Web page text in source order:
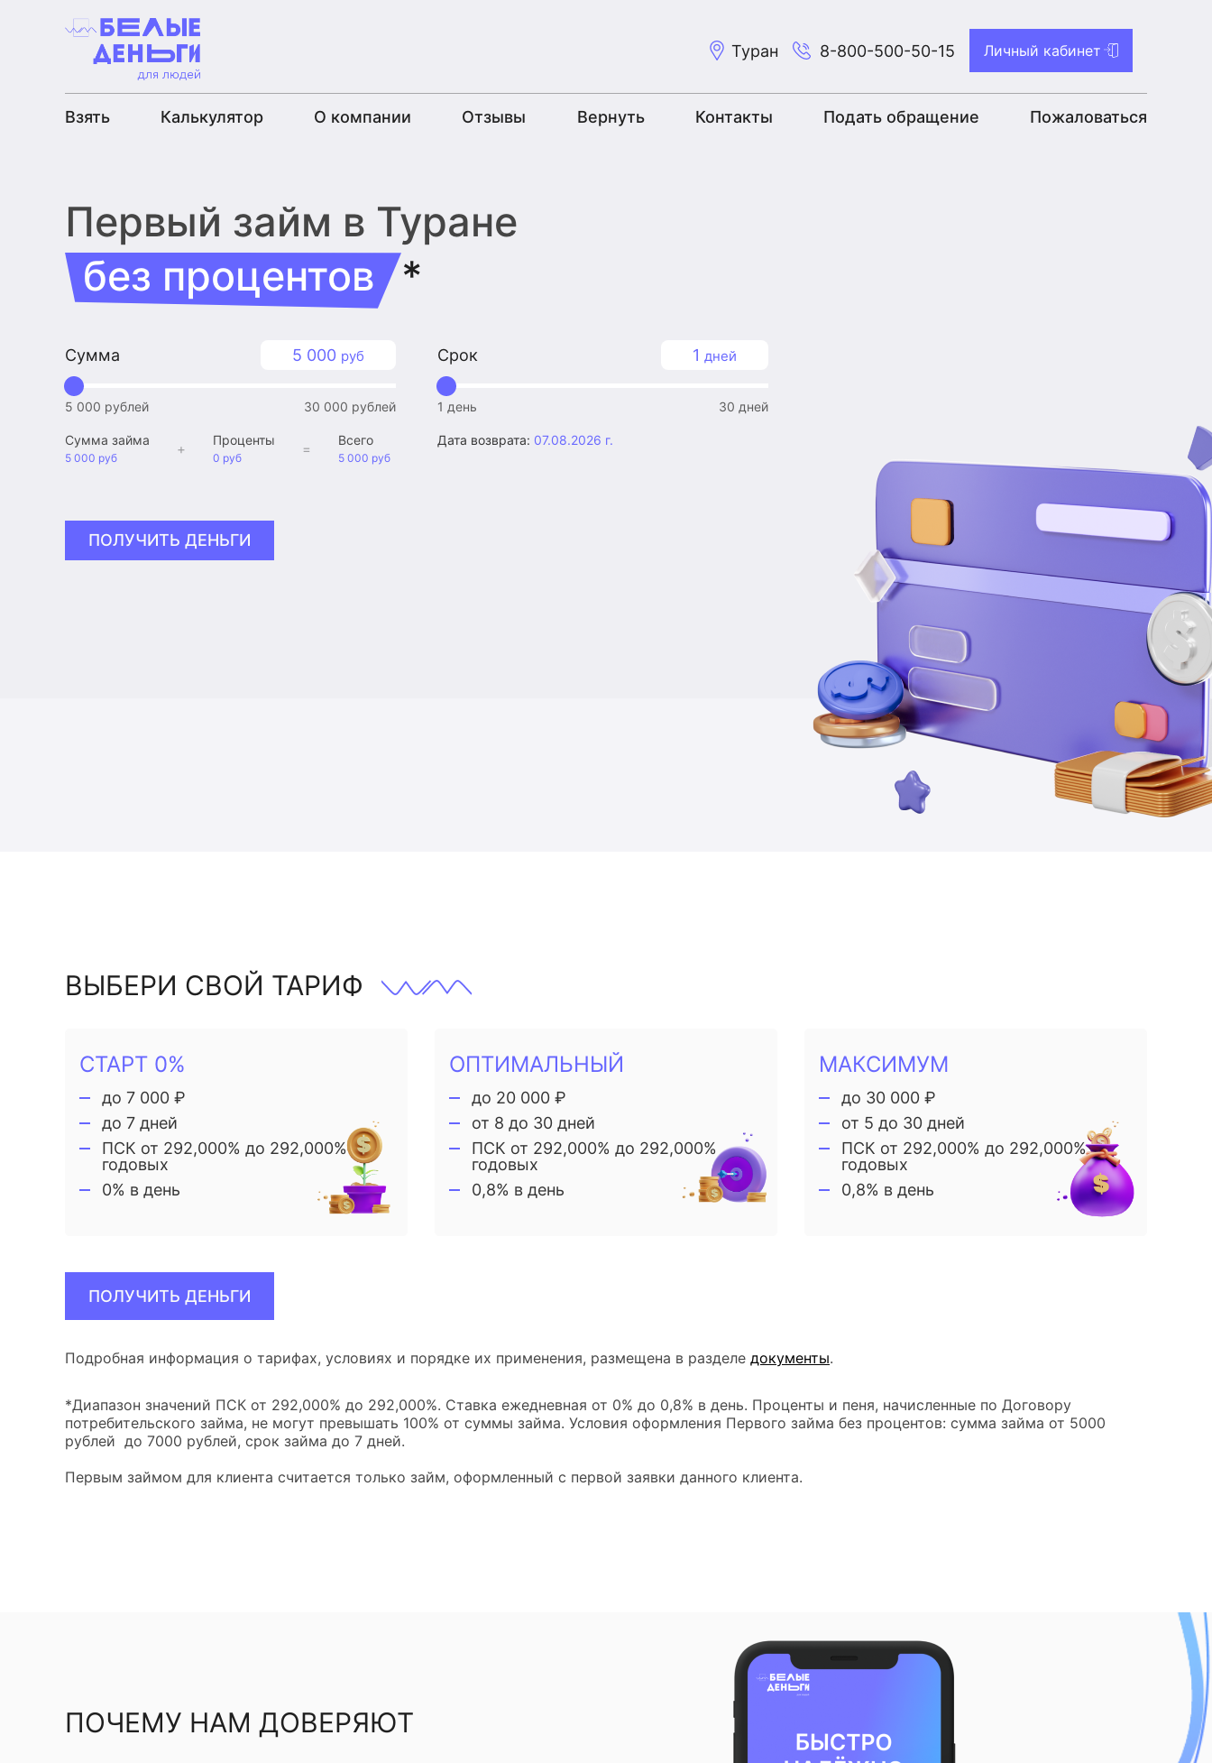
Туран 8-800-500-50-15 Личный кабинет
Взять Калькулятор О компании Отзывы Вернуть Контакты Подать обращение Пожаловаться
Первый займ в Туране
без процентов
*
5 000 руб
Сумма
5 000 рублей 30 000 рублей
1 дней
Срок
1 день 30 дней
Сумма займа
5 000 руб
+
Проценты
0 руб
=
Всего
5 000 руб
Дата возврата: 07.08.2026 г.
ПОЛУЧИТЬ ДЕНЬГИ
ВЫБЕРИ СВОЙ ТАРИФ
СТАРТ 0%
до 7 000 ₽
до 7 дней
ПСК от 292,000% до 292,000%
годовых
0% в день
ОПТИМАЛЬНЫЙ
до 20 000 ₽
от 8 до 30 дней
ПСК от 292,000% до 292,000%
годовых
0,8% в день
МАКСИМУМ
до 30 000 ₽
от 5 до 30 дней
ПСК от 292,000% до 292,000%
годовых
0,8% в день
ПОЛУЧИТЬ ДЕНЬГИ
Подробная информация о тарифах, условиях и порядке их применения, размещена в разделе документы.
*Диапазон значений ПСК от 292,000% до 292,000%. Ставка ежедневная от 0% до 0,8% в день. Проценты и пеня, начисленные по Договору
потребительского займа, не могут превышать 100% от суммы займа. Условия оформления Первого займа без процентов: сумма займа от 5000
рублей до 7000 рублей, срок займа до 7 дней.
Первым займом для клиента считается только займ, оформленный с первой заявки данного клиента.
ПОЧЕМУ НАМ ДОВЕРЯЮТ